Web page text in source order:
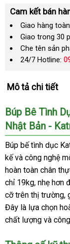
Cam kết bán
Giao hàng
Giao trong 30
Che tên sản
24/7 Hotline:
Mô tả chi tiết
Búp Bê Tình
Nhật Bản -
Búp bế tình dục
kế và công nghệ
hoàn toàn chân
chỉ 19kg, nhẹ hơn
cỡ trên thị trường,
Đây là lựa chọn
chất lượng và